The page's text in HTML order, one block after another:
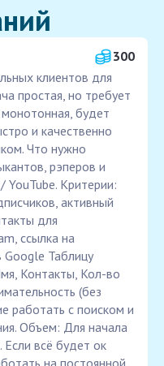
300
клиентов для
простая, но требует
будет
и качественно
Что нужно
рэперов и
Критерии:
активный
для
ссылка на
Таблицу
Контакты, Кол-во
(без
работать с поиском и
Объем: Для начала
всё будет ок